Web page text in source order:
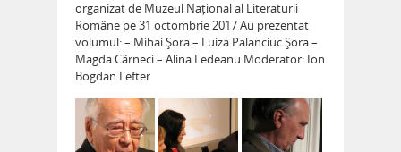
organizat de Muzeul Național al Literaturii
Române pe 31 octombrie 2017 Au prezentat
volumul: – Mihai Șora – Luiza Palanciuc Șora –
Magda Cârneci – Alina Ledeanu Moderator: Ion
Bogdan Lefter